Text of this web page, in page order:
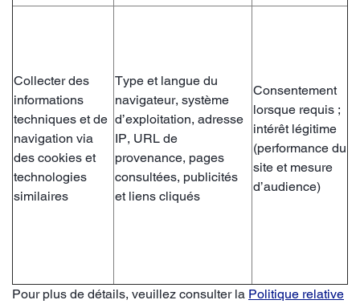
Collecter des
informations
techniques et de
navigation via
des cookies et
technologies
similaires
Type et langue du
navigateur, système
d’exploitation, adresse
IP, URL de
provenance, pages
consultées, publicités
et liens cliqués
Consentement
lorsque requis ;
intérêt légitime
(performance du
site et mesure
d’audience)
Pour plus de détails, veuillez consulter la Politique relative